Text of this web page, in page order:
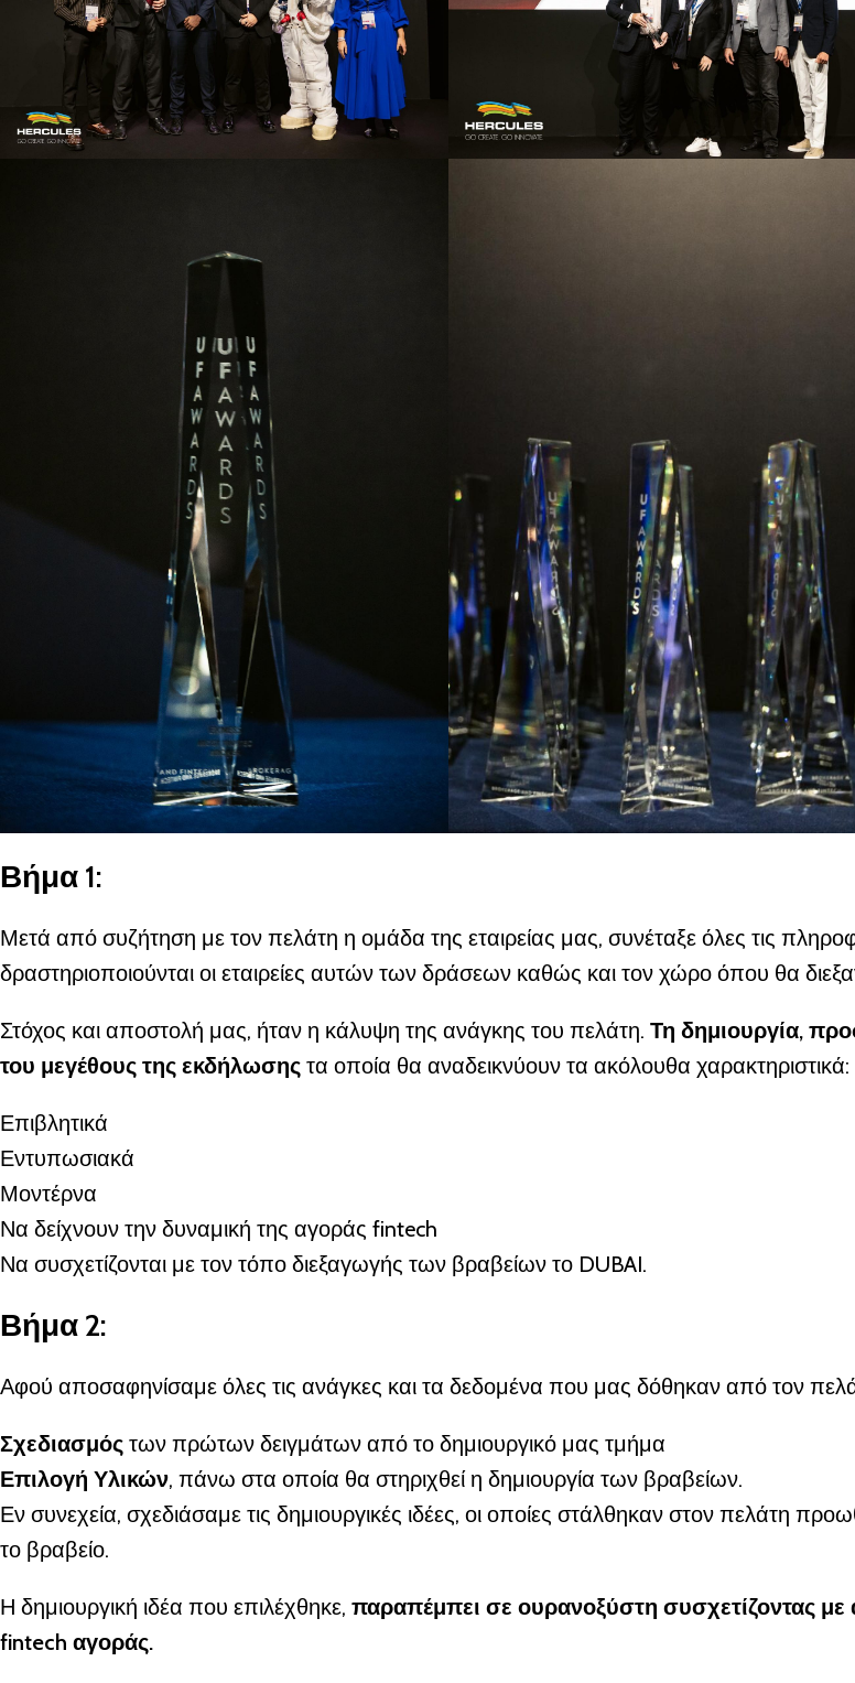
Βήμα 1:
Μετά από συζήτηση με τον πελάτη η ομάδα της εταιρείας μας, συνέταξε όλες τις
δραστηριοποιούνται οι εταιρείες αυτών των δράσεων καθώς και τον χώρο όπου θα
Στόχος και αποστολή μας, ήταν η κάλυψη της ανάγκης του πελάτη. Τη δημιουργία,
του μεγέθους της εκδήλωσης τα οποία θα αναδεικνύουν τα ακόλουθα χαρακτηριστικά:
Επιβλητικά
Εντυπωσιακά
Μοντέρνα
Να δείχνουν την δυναμική της αγοράς fintech
Να συσχετίζονται με τον τόπο διεξαγωγής των βραβείων το DUBAI.
Βήμα 2:
Αφού αποσαφηνίσαμε όλες τις ανάγκες και τα δεδομένα που μας δόθηκαν από τον
Σχεδιασμός των πρώτων δειγμάτων από το δημιουργικό μας τμήμα
Επιλογή Υλικών, πάνω στα οποία θα στηριχθεί η δημιουργία των βραβείων.
Εν συνεχεία, σχεδιάσαμε τις δημιουργικές ιδέες, οι οποίες στάλθηκαν στον πελάτη
το βραβείο.
Η δημιουργική ιδέα που επιλέχθηκε, παραπέμπει σε ουρανοξύστη συσχετίζοντας με
fintech αγοράς.